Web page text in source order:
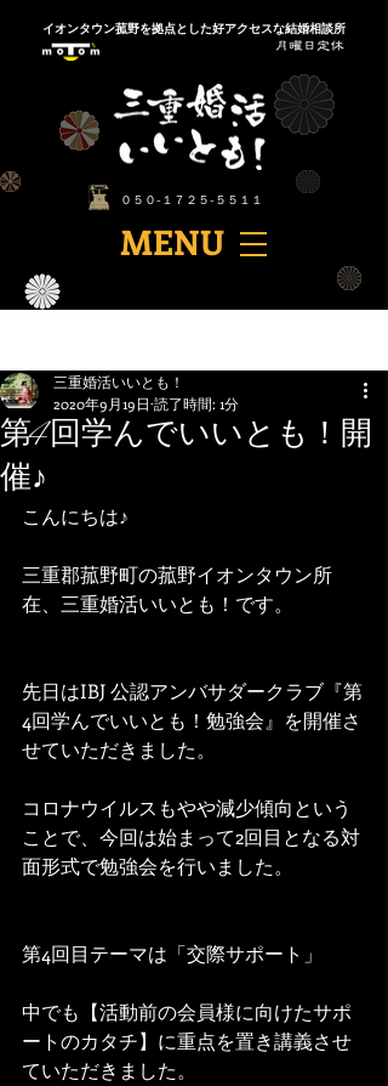
​イオンタウン菰野を拠点とした好アクセスな結婚相談所
​MENU
​０５０-１７２５-５５１１
第4回学んでいいとも！開
催♪
三重婚活いいとも！
2020年9月19日 読了時間: 1分
こんにちは♪
三重郡菰野町の菰野イオンタウン所
在、三重婚活いいとも！です。
先日はIBJ 公認アンバサダークラブ『第
4回学んでいいとも！勉強会』を開催さ
せていただきました。
コロナウイルスもやや減少傾向という
ことで、今回は始まって2回目となる対
面形式で勉強会を行いました。
第4回目テーマは「交際サポート」
中でも【活動前の会員様に向けたサポ
ートのカタチ】に重点を置き講義させ
ていただきました。